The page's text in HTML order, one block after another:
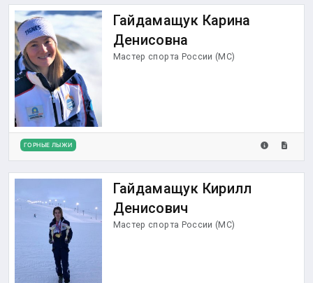
Гайдамащук Карина
Денисовна
Мастер спорта России (МС)
ГОРНЫЕ ЛЫЖИ
Гайдамащук Кирилл
Денисович
Мастер спорта России (МС)